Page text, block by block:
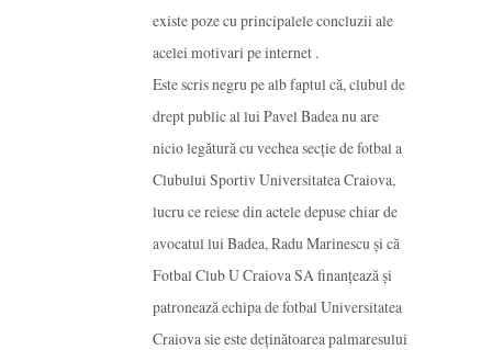
existe poze cu principalele concluzii ale
acelei motivari pe internet .
Este scris negru pe alb faptul că, clubul de
drept public al lui Pavel Badea nu are
nicio legătură cu vechea secție de fotbal a
Clubului Sportiv Universitatea Craiova,
lucru ce reiese din actele depuse chiar de
avocatul lui Badea, Radu Marinescu și că
Fotbal Club U Craiova SA finanțează și
patronează echipa de fotbal Universitatea
Craiova sie este deținătoarea palmaresului